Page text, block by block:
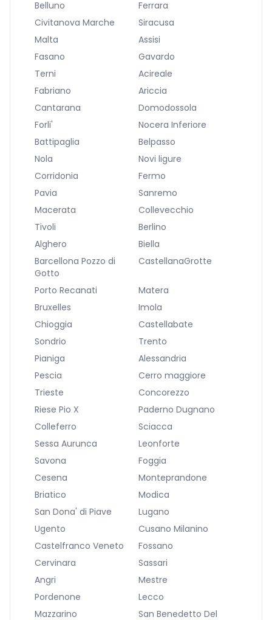
Belluno
Ferrara
Civitanova Marche
Siracusa
Malta
Assisi
Fasano
Gavardo
Terni
Acireale
Fabriano
Ariccia
Cantarana
Domodossola
Forli'
Nocera Inferiore
Battipaglia
Belpasso
Nola
Novi ligure
Corridonia
Fermo
Pavia
Sanremo
Macerata
Collevecchio
Tivoli
Berlino
Alghero
Biella
Barcellona Pozzo di
Gotto
CastellanaGrotte
Porto Recanati
Matera
Bruxelles
Imola
Chioggia
Castellabate
Sondrio
Trento
Pianiga
Alessandria
Pescia
Cerro maggiore
Trieste
Concorezzo
Riese Pio X
Paderno Dugnano
Colleferro
Sciacca
Sessa Aurunca
Leonforte
Savona
Foggia
Cesena
Monteprandone
Briatico
Modica
San Dona' di Piave
Lugano
Ugento
Cusano Milanino
Castelfranco Veneto
Fossano
Cervinara
Sassari
Angri
Mestre
Pordenone
Lecco
Mazzarino
San Benedetto Del